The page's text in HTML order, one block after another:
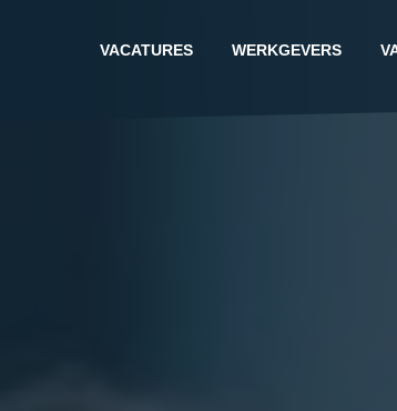
VACATURES WERKGEVERS